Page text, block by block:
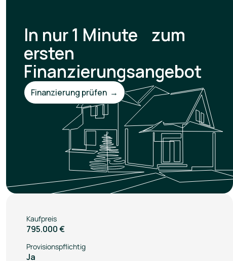
In nur 1 Minute zum
ersten
Finanzierungsangebot
Finanzierung prüfen →
Kaufpreis
795.000 €
Provisionspflichtig
Ja